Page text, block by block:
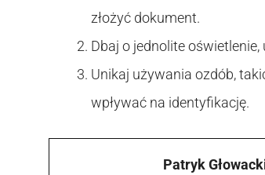
złożyć dokument.
Dbaj o jednolite
Unikaj używania ozdób,
wpływać na identyfikację.
Patryk